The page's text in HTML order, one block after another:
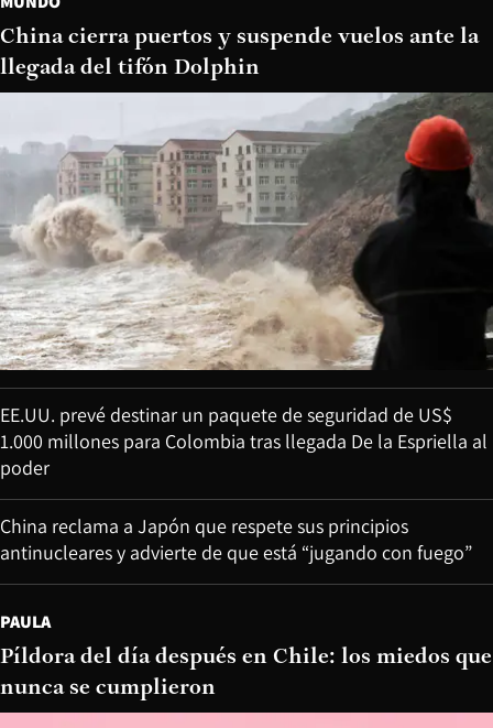
China cierra puertos y suspende vuelos ante la
llegada del tifón Dolphin
EE.UU. prevé destinar un paquete de seguridad de US$
1.000 millones para Colombia tras llegada De la Espriella al
poder
China reclama a Japón que respete sus principios
antinucleares y advierte de que está “jugando con fuego”
PAULA
Píldora del día después en Chile: los miedos que
nunca se cumplieron